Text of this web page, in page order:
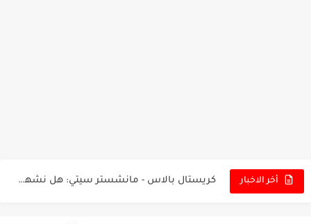
أخر الاخبار كريستال بالاس - مانشستر سيتي: هل نشهد المفاجأة في كأس...